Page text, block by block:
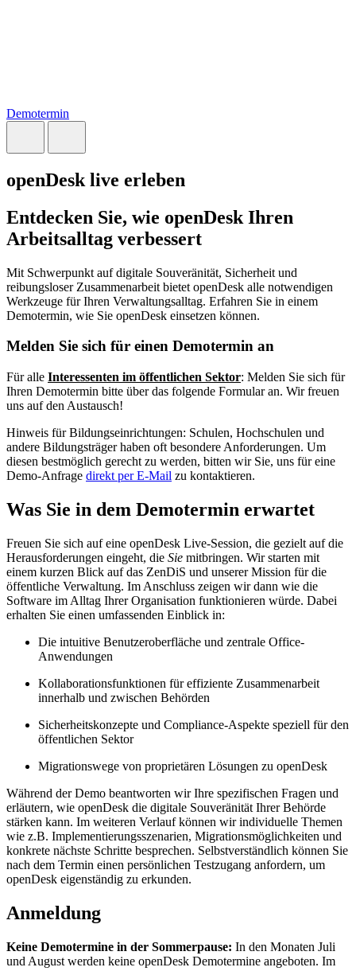
Demotermin
openDesk live erleben
Entdecken Sie, wie openDesk Ihren
Arbeitsalltag verbessert
Mit Schwerpunkt auf digitale Souveränität, Sicherheit und
reibungsloser Zusammenarbeit bietet openDesk alle notwendigen
Werkzeuge für Ihren Verwaltungsalltag. Erfahren Sie in einem
Demotermin, wie Sie openDesk einsetzen können.
Melden Sie sich für einen Demotermin an
Für alle Interessenten im öffentlichen Sektor: Melden Sie sich für
Ihren Demotermin bitte über das folgende Formular an. Wir freuen
uns auf den Austausch!
Hinweis für Bildungseinrichtungen: Schulen, Hochschulen und
andere Bildungsträger haben oft besondere Anforderungen. Um
diesen bestmöglich gerecht zu werden, bitten wir Sie, uns für eine
Demo-Anfrage direkt per E-Mail zu kontaktieren.
Was Sie in dem Demotermin erwartet
Freuen Sie sich auf eine openDesk Live-Session, die gezielt auf die
Herausforderungen eingeht, die Sie mitbringen. Wir starten mit
einem kurzen Blick auf das ZenDiS und unserer Mission für die
öffentliche Verwaltung. Im Anschluss zeigen wir dann wie die
Software im Alltag Ihrer Organisation funktionieren würde. Dabei
erhalten Sie einen umfassenden Einblick in:
Die intuitive Benutzeroberfläche und zentrale Office-
Anwendungen
Kollaborationsfunktionen für effiziente Zusammenarbeit
innerhalb und zwischen Behörden
Sicherheitskonzepte und Compliance-Aspekte speziell für den
öffentlichen Sektor
Migrationswege von proprietären Lösungen zu openDesk
Während der Demo beantworten wir Ihre spezifischen Fragen und
erläutern, wie openDesk die digitale Souveränität Ihrer Behörde
stärken kann. Im weiteren Verlauf können wir individuelle Themen
wie z.B. Implementierungsszenarien, Migrationsmöglichkeiten und
konkrete nächste Schritte besprechen. Selbstverständlich können Sie
nach dem Termin einen persönlichen Testzugang anfordern, um
openDesk eigenständig zu erkunden.
Anmeldung
Keine Demotermine in der Sommerpause: In den Monaten Juli
und August werden keine openDesk Demotermine angeboten. Im